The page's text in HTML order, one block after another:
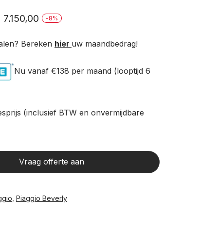
7.150,00Huidige
€ 7.150,00.
-8%
Bereken hier uw maandbedrag!
Nu vanaf €138 per maand (looptijd 6
(inclusief BTW en onvermijdbare
Vraag offerte aan
Piaggio Beverly